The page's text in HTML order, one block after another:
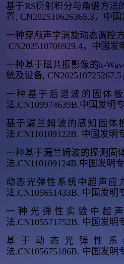
基于RS衍射积分与角谱方法
置, CN202510626365.3，中
一种穿颅声学涡旋动态调控
CN202510706929.4，中国发
一种基于磁共振影像的k-
统及设备,
一种基于后退波的固体
法.CN109974639B.中国发明
基于漏兰姆波的感知固体
法.CN110109122B. 中国发明
一种基于漏兰姆波的探测固
法.CN110109124B.中国发明
动态光弹性系统中超声应
法.CN105651433B. 中国发明
一种光弹性实验中超
法.CN105571752B. 中国发明
基于动态光弹性系
法.CN105675186B. 中国发明